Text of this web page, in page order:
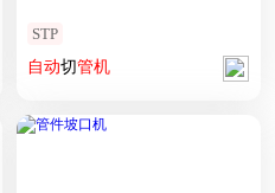
STP
自动切管机